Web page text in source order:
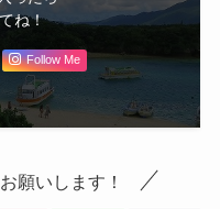
ね！
Follow Me
願いします！